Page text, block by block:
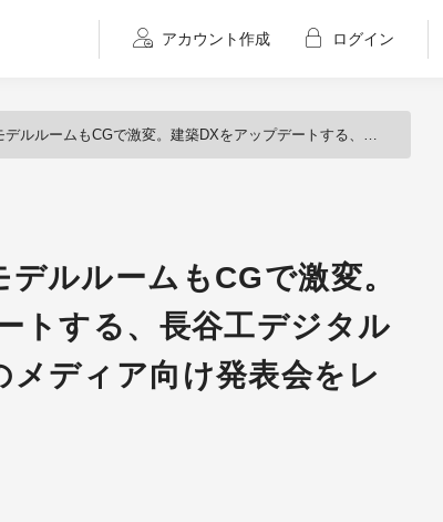
アカウント作成 ログイン
変。建築DXをアップデートする、長谷工デジタルテクノロジーラボのメディア向け発表会をレポート。
ルルームもCGで激変。
トする、長谷工デジタル
ディア向け発表会をレ